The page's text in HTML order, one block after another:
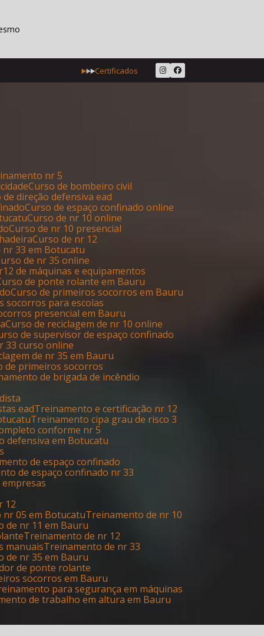
Certificados
nr 5
Curso de bombeiro civil
de direção defensiva ead
Curso de espaço confinado online
Curso de nr 10 online
Curso de nr 10 presencial
Curso de nr 12
nr 33 em Botucatu
Curso de nr 35 online
de máquinas e equipamentos
Curso de ponte rolante em Bauru
Curso de primeiros socorros em Bauru
socorros para escolas
presencial em Bauru
Curso de reciclagem de nr 10 online
de supervisor de espaço confinado
Nr 33 curso online
de nr 35 em Bauru
de primeiros socorros
de brigada de incêndio
ead Treinamento e certificação nr 12
Treinamento cipa grau de risco 3
conforme nr 5
defensiva em Botucatu
de espaço confinado
de espaço confinado nr 33
empresas
12
nr 05 em Botucatu Treinamento de nr 10
de nr 11 em Bauru
Treinamento de nr 12
manuais Treinamento de nr 33
de nr 35 em Bauru
de ponte rolante
socorros em Bauru
para segurança em máquinas
de trabalho em altura em Bauru